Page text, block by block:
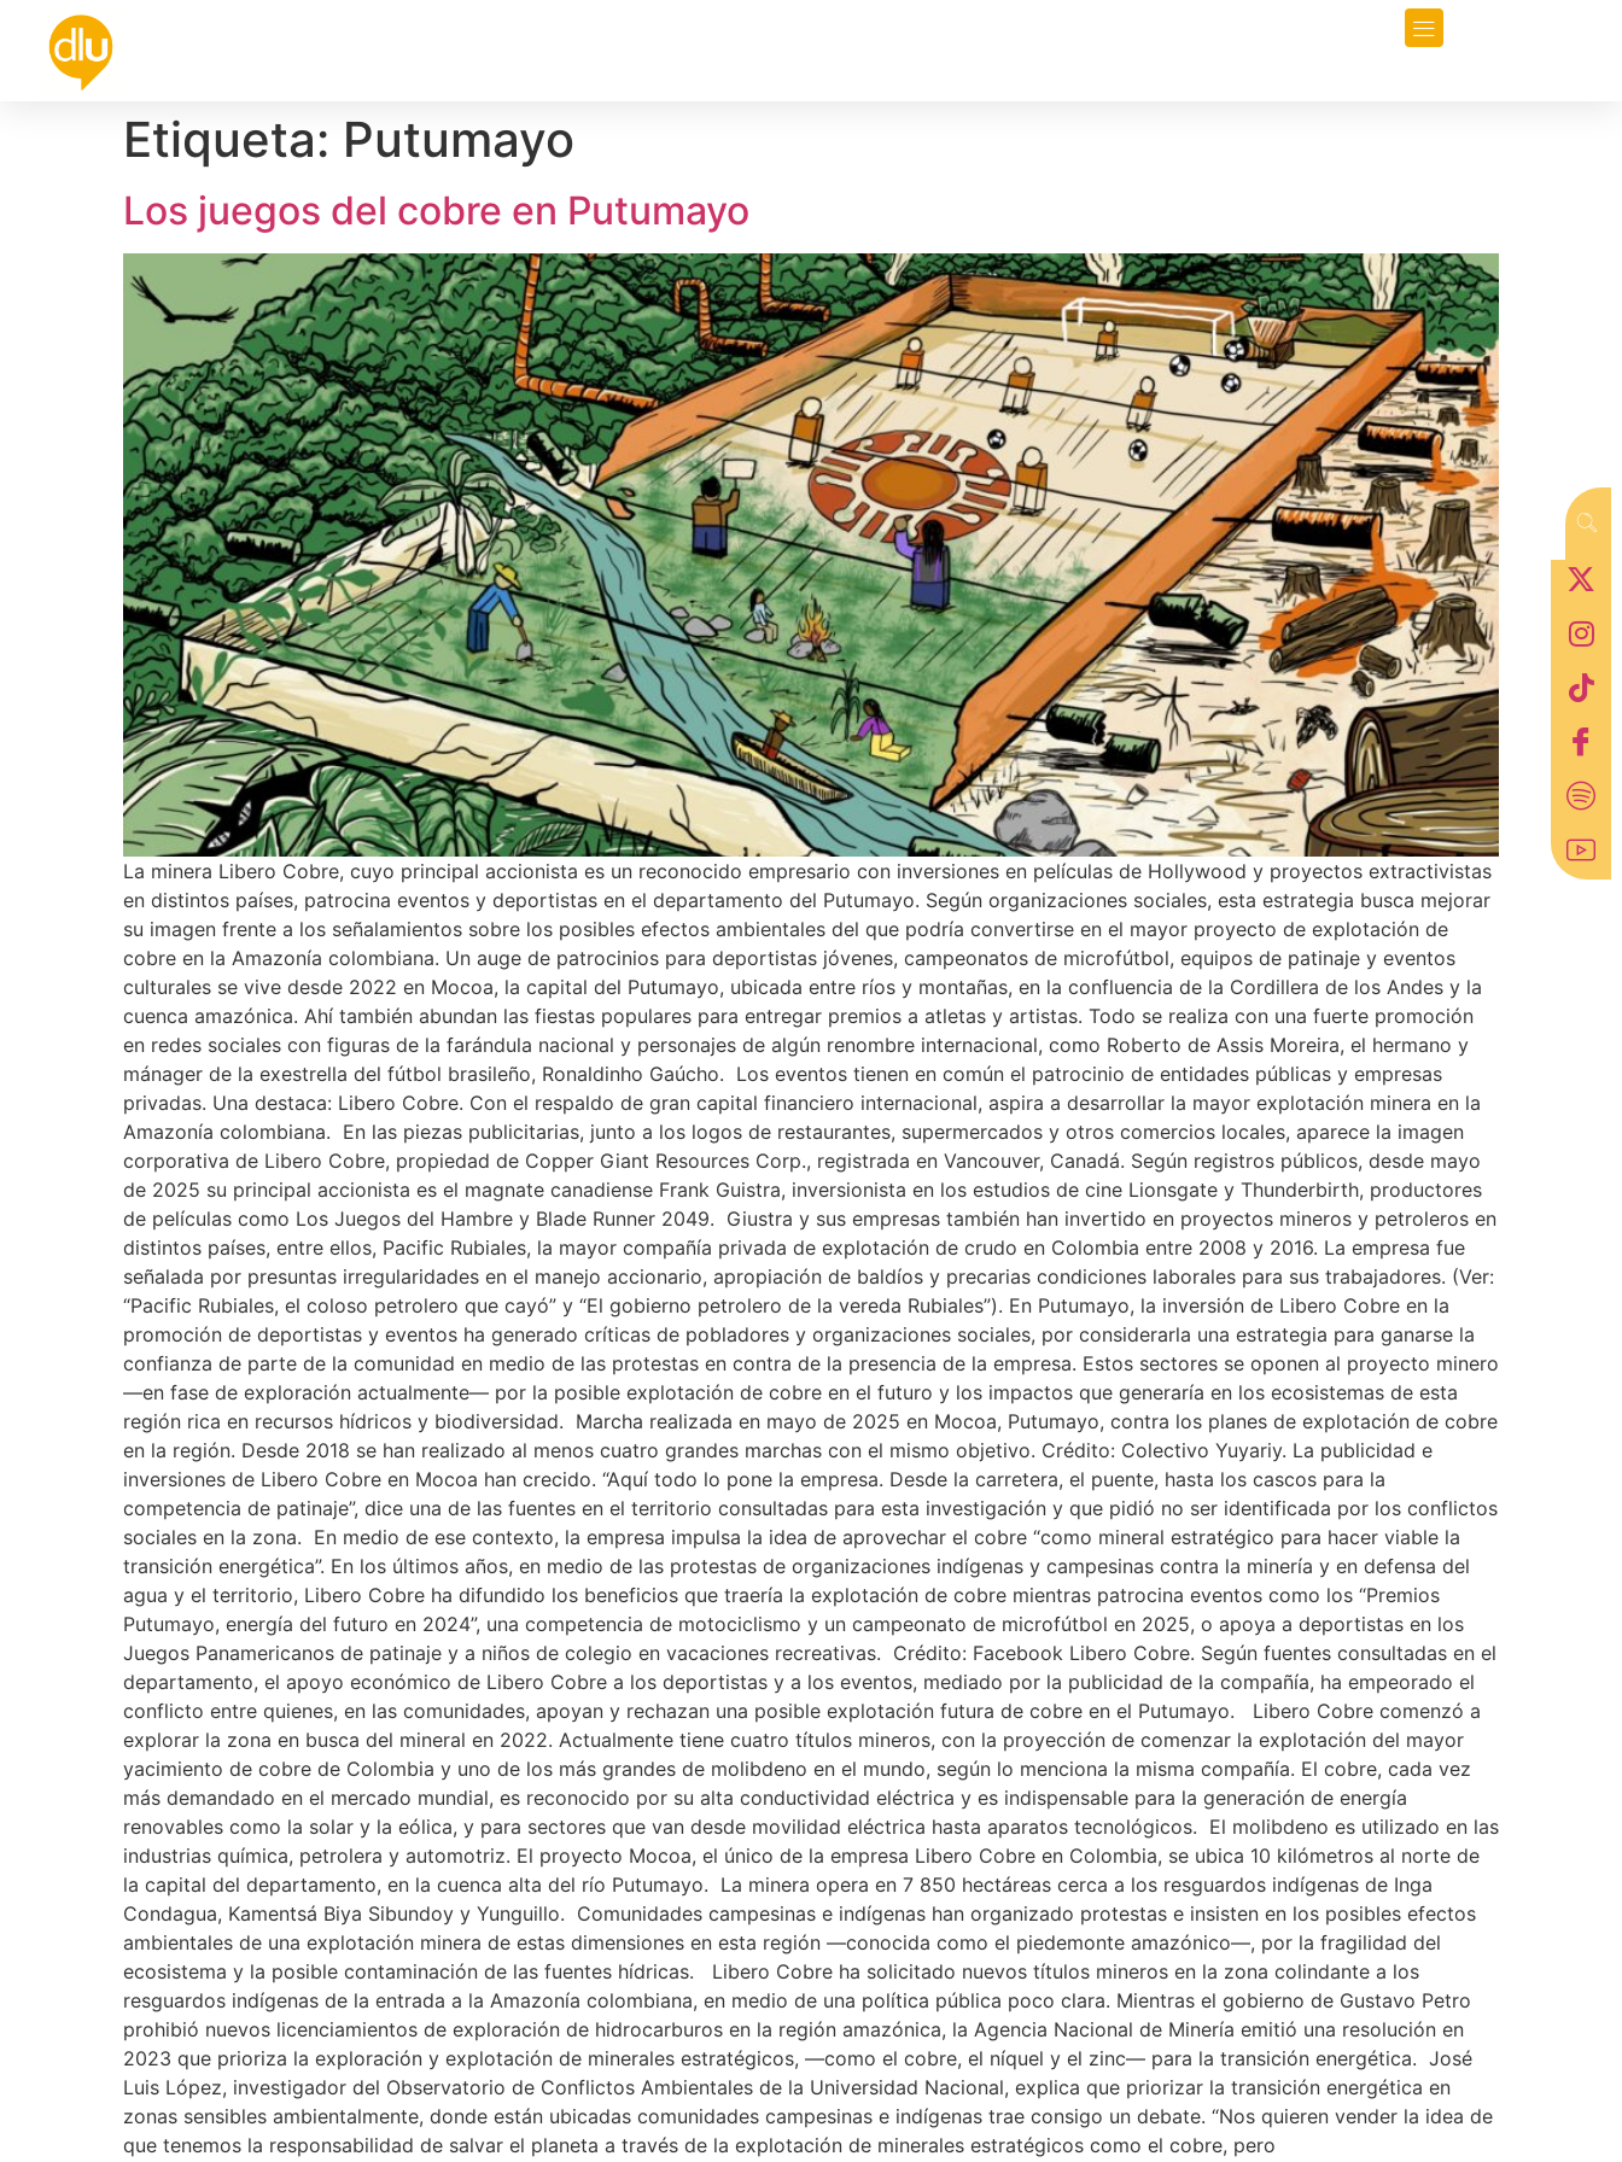
Etiqueta: Putumayo
Los juegos del cobre en Putumayo
La minera Libero Cobre, cuyo principal accionista es un reconocido empresario con inversiones en películas de Hollywood y proyectos extractivistas
en distintos países, patrocina eventos y deportistas en el departamento del Putumayo. Según organizaciones sociales, esta estrategia busca mejorar
su imagen frente a los señalamientos sobre los posibles efectos ambientales del que podría convertirse en el mayor proyecto de explotación de
cobre en la Amazonía colombiana. Un auge de patrocinios para deportistas jóvenes, campeonatos de microfútbol, equipos de patinaje y eventos
culturales se vive desde 2022 en Mocoa, la capital del Putumayo, ubicada entre ríos y montañas, en la confluencia de la Cordillera de los Andes y la
cuenca amazónica. Ahí también abundan las fiestas populares para entregar premios a atletas y artistas. Todo se realiza con una fuerte promoción
en redes sociales con figuras de la farándula nacional y personajes de algún renombre internacional, como Roberto de Assis Moreira, el hermano y
mánager de la exestrella del fútbol brasileño, Ronaldinho Gaúcho. Los eventos tienen en común el patrocinio de entidades públicas y empresas
privadas. Una destaca: Libero Cobre. Con el respaldo de gran capital financiero internacional, aspira a desarrollar la mayor explotación minera en la
Amazonía colombiana. En las piezas publicitarias, junto a los logos de restaurantes, supermercados y otros comercios locales, aparece la imagen
corporativa de Libero Cobre, propiedad de Copper Giant Resources Corp., registrada en Vancouver, Canadá. Según registros públicos, desde mayo
de 2025 su principal accionista es el magnate canadiense Frank Guistra, inversionista en los estudios de cine Lionsgate y Thunderbirth, productores
de películas como Los Juegos del Hambre y Blade Runner 2049. Giustra y sus empresas también han invertido en proyectos mineros y petroleros en
distintos países, entre ellos, Pacific Rubiales, la mayor compañía privada de explotación de crudo en Colombia entre 2008 y 2016. La empresa fue
señalada por presuntas irregularidades en el manejo accionario, apropiación de baldíos y precarias condiciones laborales para sus trabajadores. (Ver:
“Pacific Rubiales, el coloso petrolero que cayó” y “El gobierno petrolero de la vereda Rubiales”). En Putumayo, la inversión de Libero Cobre en la
promoción de deportistas y eventos ha generado críticas de pobladores y organizaciones sociales, por considerarla una estrategia para ganarse la
confianza de parte de la comunidad en medio de las protestas en contra de la presencia de la empresa. Estos sectores se oponen al proyecto minero
—en fase de exploración actualmente— por la posible explotación de cobre en el futuro y los impactos que generaría en los ecosistemas de esta
región rica en recursos hídricos y biodiversidad. Marcha realizada en mayo de 2025 en Mocoa, Putumayo, contra los planes de explotación de cobre
en la región. Desde 2018 se han realizado al menos cuatro grandes marchas con el mismo objetivo. Crédito: Colectivo Yuyariy. La publicidad e
inversiones de Libero Cobre en Mocoa han crecido. “Aquí todo lo pone la empresa. Desde la carretera, el puente, hasta los cascos para la
competencia de patinaje”, dice una de las fuentes en el territorio consultadas para esta investigación y que pidió no ser identificada por los conflictos
sociales en la zona. En medio de ese contexto, la empresa impulsa la idea de aprovechar el cobre “como mineral estratégico para hacer viable la
transición energética”. En los últimos años, en medio de las protestas de organizaciones indígenas y campesinas contra la minería y en defensa del
agua y el territorio, Libero Cobre ha difundido los beneficios que traería la explotación de cobre mientras patrocina eventos como los “Premios
Putumayo, energía del futuro en 2024”, una competencia de motociclismo y un campeonato de microfútbol en 2025, o apoya a deportistas en los
Juegos Panamericanos de patinaje y a niños de colegio en vacaciones recreativas. Crédito: Facebook Libero Cobre. Según fuentes consultadas en el
departamento, el apoyo económico de Libero Cobre a los deportistas y a los eventos, mediado por la publicidad de la compañía, ha empeorado el
conflicto entre quienes, en las comunidades, apoyan y rechazan una posible explotación futura de cobre en el Putumayo. Libero Cobre comenzó a
explorar la zona en busca del mineral en 2022. Actualmente tiene cuatro títulos mineros, con la proyección de comenzar la explotación del mayor
yacimiento de cobre de Colombia y uno de los más grandes de molibdeno en el mundo, según lo menciona la misma compañía. El cobre, cada vez
más demandado en el mercado mundial, es reconocido por su alta conductividad eléctrica y es indispensable para la generación de energía
renovables como la solar y la eólica, y para sectores que van desde movilidad eléctrica hasta aparatos tecnológicos. El molibdeno es utilizado en las
industrias química, petrolera y automotriz. El proyecto Mocoa, el único de la empresa Libero Cobre en Colombia, se ubica 10 kilómetros al norte de
la capital del departamento, en la cuenca alta del río Putumayo. La minera opera en 7 850 hectáreas cerca a los resguardos indígenas de Inga
Condagua, Kamentsá Biya Sibundoy y Yunguillo. Comunidades campesinas e indígenas han organizado protestas e insisten en los posibles efectos
ambientales de una explotación minera de estas dimensiones en esta región —conocida como el piedemonte amazónico—, por la fragilidad del
ecosistema y la posible contaminación de las fuentes hídricas. Libero Cobre ha solicitado nuevos títulos mineros en la zona colindante a los
resguardos indígenas de la entrada a la Amazonía colombiana, en medio de una política pública poco clara. Mientras el gobierno de Gustavo Petro
prohibió nuevos licenciamientos de exploración de hidrocarburos en la región amazónica, la Agencia Nacional de Minería emitió una resolución en
2023 que prioriza la exploración y explotación de minerales estratégicos, —como el cobre, el níquel y el zinc— para la transición energética. José
Luis López, investigador del Observatorio de Conflictos Ambientales de la Universidad Nacional, explica que priorizar la transición energética en
zonas sensibles ambientalmente, donde están ubicadas comunidades campesinas e indígenas trae consigo un debate. “Nos quieren vender la idea de
que tenemos la responsabilidad de salvar el planeta a través de la explotación de minerales estratégicos como el cobre, pero